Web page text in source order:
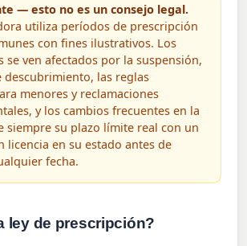
— esto no es un consejo legal.
utiliza períodos de prescripción
con fines ilustrativos. Los
se ven afectados por la suspensión,
descubrimiento, las reglas
menores y reclamaciones
y los cambios frecuentes en la
siempre su plazo límite real con un
licencia en su estado antes de
fecha.
ley de prescripción?